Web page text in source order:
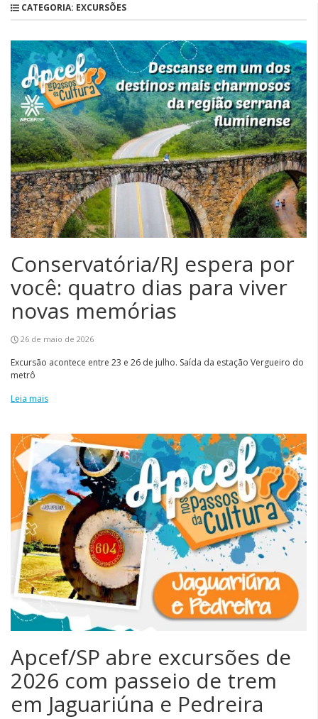
CATEGORIA: EXCURSÕES
Conservatória/RJ espera por
você: quatro dias para viver
novas memórias
26 de maio de 2026
Excursão acontece entre 23 e 26 de julho. Saída da estação Vergueiro do
metrô
Leia mais
Apcef/SP abre excursões de
2026 com passeio de trem
em Jaguariúna e Pedreira